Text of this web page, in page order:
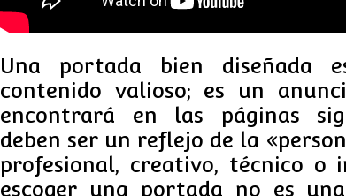
Una portada bien diseñada
contenido valioso; es un
encontrará en las páginas
deben ser un reflejo de la
profesional, creativo, técnico o
escoger una portada no es